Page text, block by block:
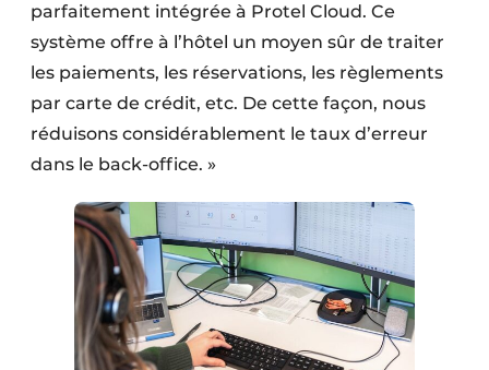
parfaitement intégrée à Protel Cloud. Ce
système offre à l’hôtel un moyen sûr de traiter
les paiements, les réservations, les règlements
par carte de crédit, etc. De cette façon, nous
réduisons considérablement le taux d’erreur
dans le back-office. »